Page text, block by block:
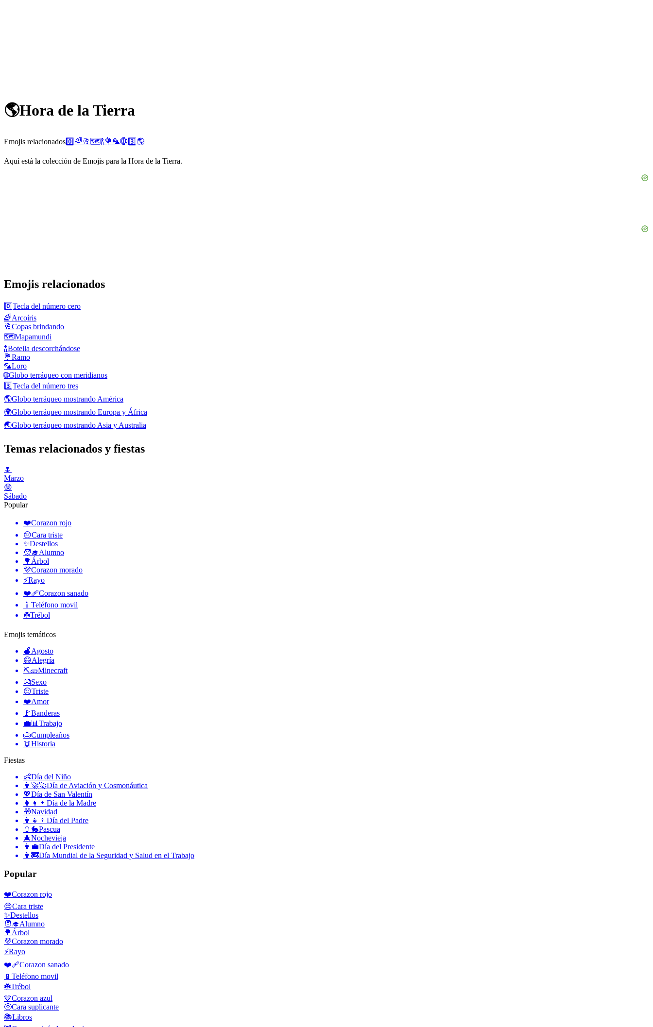
🌎Hora de la Tierra
Emojis relacionados0️⃣ 🌈 🥂 🗺️🍾💐 🦜🌐 3️⃣ 🌎
Aquí está la colección de Emojis para la Hora de la Tierra.
Emojis relacionados
0️⃣Tecla del número cero
🌈Arcoíris
🥂Copas brindando
🗺️Mapamundi
🍾Botella descorchándose
💐Ramo
🦜Loro
🌐Globo terráqueo con meridianos
3️⃣Tecla del número tres
🌎Globo terráqueo mostrando América
🌍Globo terráqueo mostrando Europa y África
🌏Globo terráqueo mostrando Asia y Australia
Temas relacionados y fiestas
🌷
Marzo
😝
Sábado
Popular
❤️Corazon rojo
😔Cara triste
✨Destellos
🧑‍🎓Alumno
🌳 Árbol
💜Corazon morado
⚡Rayo
❤️‍🩹Corazon sanado
📱 Teléfono movil
☘️Trébol
Emojis temáticos
🍎 Agosto
😄Alegría
⛏🧱Minecraft
💏Sexo
😔Triste
❤️Amor
🚩Banderas
💼📊 Trabajo
🎂Cumpleaños
📖Historia
Fiestas
👶Día del Niño
👨‍🚀🚀Día de Aviación y Cosmonáutica
💖Día de San Valentín
👩‍👧‍👦 Día de la Madre
🎁Navidad
👨‍👧‍👦 Día del Padre
🥚🐇Pascua
🎄Nochevieja
👨‍💼Día del Presidente
👨‍🚒Día Mundial de la Seguridad y Salud en el Trabajo
Popular
❤️Corazon rojo
😔Cara triste
✨Destellos
🧑‍🎓Alumno
🌳 Árbol
💜Corazon morado
⚡Rayo
❤️‍🩹Corazon sanado
📱 Teléfono movil
☘️Trébol
💙Corazon azul
🥺Cara suplicante
📚Libros